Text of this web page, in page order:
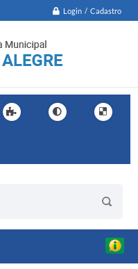
Login / Cadastro